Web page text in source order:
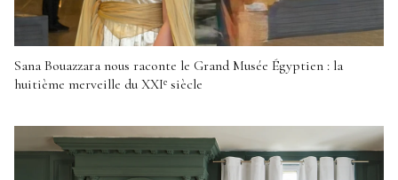
Sana Bouazzara nous raconte le Grand Musée Égyptien : la
huitième merveille du XXIᵉ siècle